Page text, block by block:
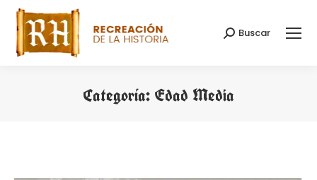
Buscar:
Buscar
Categoría: Edad Media